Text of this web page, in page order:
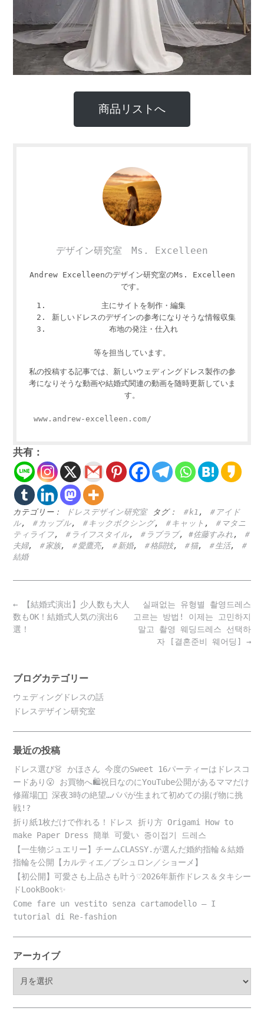
商品リストへ
デザイン研究室 Ms. Excelleen
Andrew Excelleenのデザイン研究室のMs. Excelleen
です。
主にサイトを制作・編集
新しいドレスのデザインの参考になりそうな情報収集
布地の発注・仕入れ
等を担当しています。
私の投稿する記事では、新しいウェディングドレス製作の参
考になりそうな動画や結婚式関連の動画を随時更新していま
す。
www.andrew-excelleen.com/
共有：
カテゴリー： ドレスデザイン研究室 タグ： ＃k1 ,
＃アイド
ル, ＃カップル, ＃キックボクシング, ＃キャット ,
＃マタニ
ティライフ, ＃ライフスタイル, ＃ラブラブ, #佐藤すみれ ,
＃
夫婦, ＃家族, ＃愛鷹亮, ＃新婚, ＃格闘技, ＃猫, ＃生活,
＃
結婚
Post
navigation
실패없는 유형별 촬영드레스
고르는 방법! 이제는 고민하지
말고 촬영 웨딩드레스 선택하
자 [결혼준비 웨어딩] →
← 【結婚式演出】少人数も大人
数もOK！結婚式人気の演出6
選！
ブログカテゴリー
ウェディングドレスの話
ドレスデザイン研究室
最近の投稿
ドレス選び👗 かほさん 今度のSweet 16パーティーはドレスコ
ードあり😮 お買物へ🛍️祝日なのにYouTube公開があるママだけ
修羅場😵‍💫 深夜3時の絶望…パパが生まれて初めての揚げ物に挑
戦!?
折り紙1枚だけで作れる！ドレス 折り方 Origami How to
make Paper Dress 簡単 可愛い 종이접기 드레스
【一生物ジュエリー】チームCLASSY.が選んだ婚約指輪＆結婚
指輪を公開【カルティエ／ブシュロン／ショーメ】
【初公開】可愛さも上品さも叶う♡2026年新作ドレス＆タキシー
ドLookBook✨
Come fare un vestito senza cartamodello – I
tutorial di Re-fashion
アーカイブ